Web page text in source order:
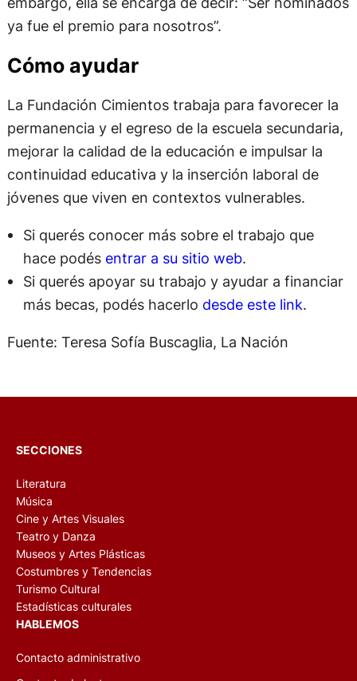
ya fue el premio para nosotros”.
Cómo ayudar
La Fundación Cimientos trabaja para favorecer la
permanencia y el egreso de la escuela secundaria,
mejorar la calidad de la educación e impulsar la
continuidad educativa y la inserción laboral de
jóvenes que viven en contextos vulnerables.
Si querés conocer más sobre el trabajo que
hace podés entrar a su sitio web.
Si querés apoyar su trabajo y ayudar a financiar
más becas, podés hacerlo desde este link.
Fuente: Teresa Sofía Buscaglia, La Nación
SECCIONES
Literatura
Música
Cine y Artes Visuales
Teatro y Danza
Museos y Artes Plásticas
Costumbres y Tendencias
Turismo Cultural
Estadísticas culturales
HABLEMOS
Contacto administrativo